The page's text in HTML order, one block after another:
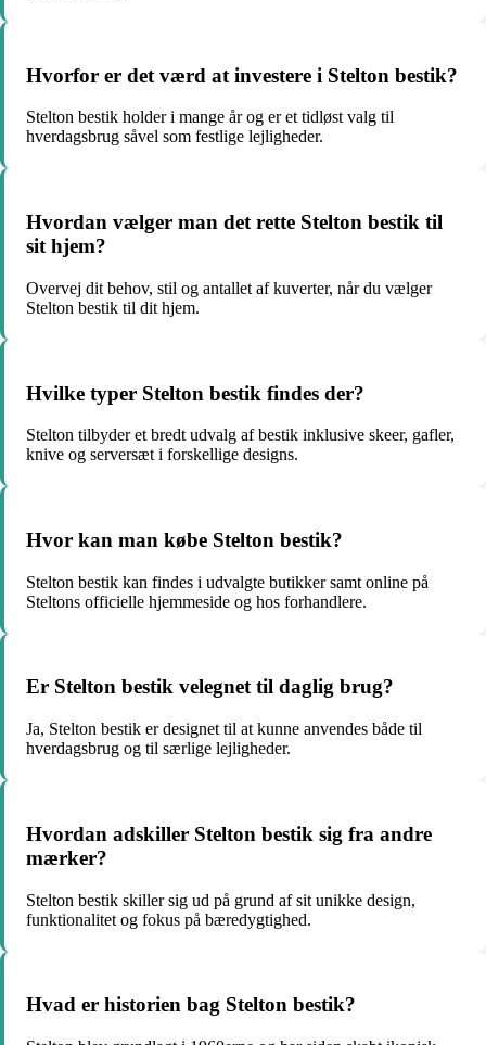
Hvorfor er det værd at investere i Stelton bestik?
Stelton bestik holder i mange år og er et tidløst valg til
hverdagsbrug såvel som festlige lejligheder.
Hvordan vælger man det rette Stelton bestik til
sit hjem?
Overvej dit behov, stil og antallet af kuverter, når du vælger
Stelton bestik til dit hjem.
Hvilke typer Stelton bestik findes der?
Stelton tilbyder et bredt udvalg af bestik inklusive skeer, gafler,
knive og serversæt i forskellige designs.
Hvor kan man købe Stelton bestik?
Stelton bestik kan findes i udvalgte butikker samt online på
Steltons officielle hjemmeside og hos forhandlere.
Er Stelton bestik velegnet til daglig brug?
Ja, Stelton bestik er designet til at kunne anvendes både til
hverdagsbrug og til særlige lejligheder.
Hvordan adskiller Stelton bestik sig fra andre
mærker?
Stelton bestik skiller sig ud på grund af sit unikke design,
funktionalitet og fokus på bæredygtighed.
Hvad er historien bag Stelton bestik?